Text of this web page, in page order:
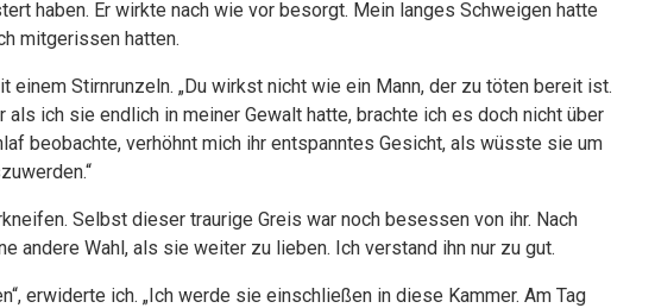
haben. Er wirkte nach wie vor besorgt. Mein langes Schweigen hatte
mitgerissen hatten.
einem Stirnrunzeln. „Du wirkst nicht wie ein Mann, der zu töten bereit ist.
ich sie endlich in meiner Gewalt hatte, brachte ich es doch nicht über
beobachte, verhöhnt mich ihr entspanntes Gesicht, als wüsste sie um
Selbst dieser traurige Greis war noch besessen von ihr. Nach
andere Wahl, als sie weiter zu lieben. Ich verstand ihn nur zu gut.
erwiderte ich. „Ich werde sie einschließen in diese Kammer. Am Tag